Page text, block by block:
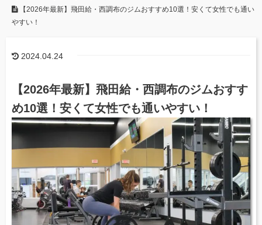
【2026年最新】飛田給・西調布のジムおすすめ10選！安くて女性でも通い
やすい！
2024.04.24
【2026年最新】飛田給・西調布のジムおすす
め10選！安くて女性でも通いやすい！